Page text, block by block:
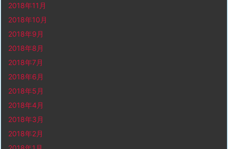
2018年11月
2018年10月
2018年9月
2018年8月
2018年7月
2018年6月
2018年5月
2018年4月
2018年3月
2018年2月